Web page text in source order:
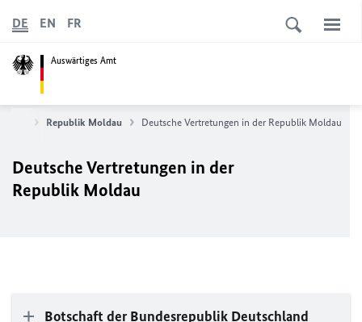
Auswärtiges Amt
DE EN FR
Republik Moldau Deutsche Vertretungen in der Republik Moldau
Deutsche Vertretungen in der
Republik Moldau
Botschaft der Bundesrepublik Deutschland